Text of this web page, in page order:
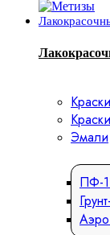
Эмали
ПФ-